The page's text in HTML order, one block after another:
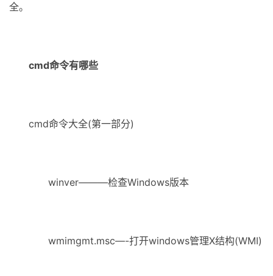
全。
cmd命令有哪些
cmd命令大全(第一部分)
winver———检查Windows版本
wmimgmt.msc—-打开windows管理X结构(WMI)